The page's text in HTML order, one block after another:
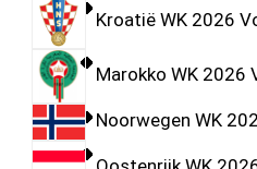
Kroatië WK 2026
Marokko WK 2026
Noorwegen WK